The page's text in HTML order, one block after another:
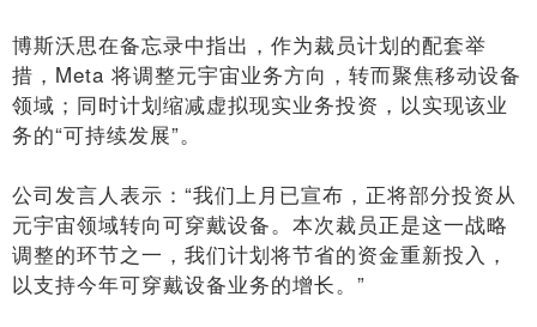
博斯沃思在备忘录中指出，作为裁员计划的配套举
措，Meta 将调整元宇宙业务方向，转而聚焦移动设备
领域；同时计划缩减虚拟现实业务投资，以实现该业
务的“可持续发展”。
公司发言人表示：“我们上月已宣布，正将部分投资从
元宇宙领域转向可穿戴设备。本次裁员正是这一战略
调整的环节之一，我们计划将节省的资金重新投入，
以支持今年可穿戴设备业务的增长。”